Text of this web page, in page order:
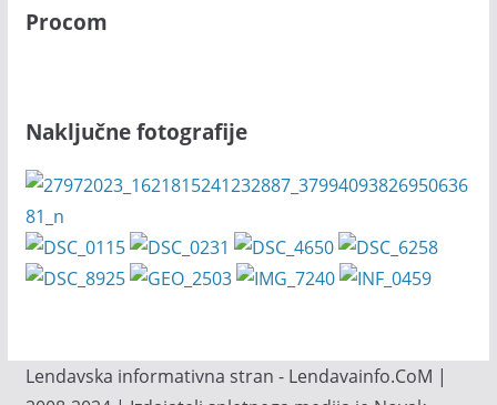
Procom
Naključne fotografije
Lendavska informativna stran - Lendavainfo.CoM |